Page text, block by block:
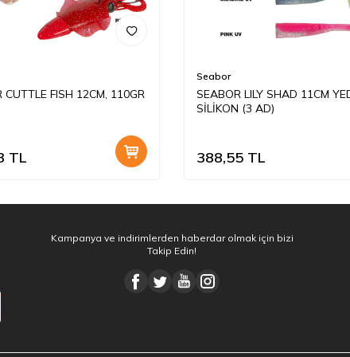
CUTTLE FISH 12CM, 110GR
TL
Seabor
SEABOR LILY SHAD 11CM
SİLİKON (3 AD)
388,55 TL
Kampanya ve indirimlerden haberdar olmak için bizi
Takip Edin!